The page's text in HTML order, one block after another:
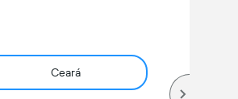
Ceará